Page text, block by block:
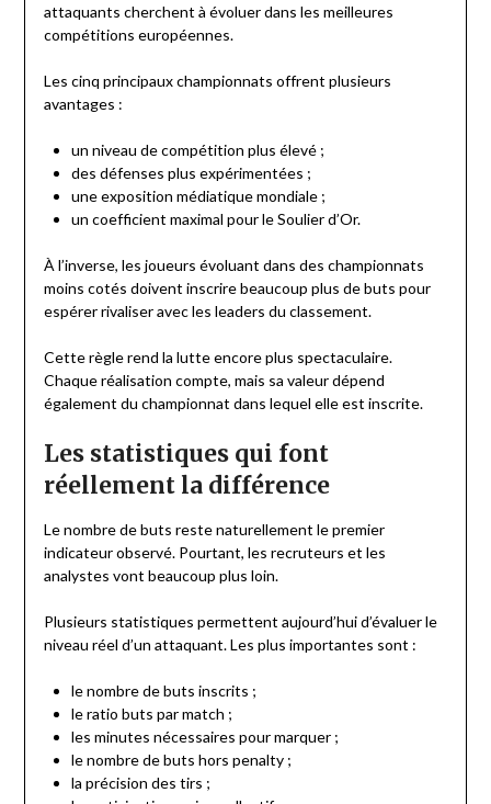
attaquants cherchent à évoluer dans les meilleures
compétitions européennes.
Les cinq principaux championnats offrent plusieurs
avantages :
un niveau de compétition plus élevé ;
des défenses plus expérimentées ;
une exposition médiatique mondiale ;
un coefficient maximal pour le Soulier d’Or.
À l’inverse, les joueurs évoluant dans des championnats
moins cotés doivent inscrire beaucoup plus de buts pour
espérer rivaliser avec les leaders du classement.
Cette règle rend la lutte encore plus spectaculaire.
Chaque réalisation compte, mais sa valeur dépend
également du championnat dans lequel elle est inscrite.
Les statistiques qui font
réellement la différence
Le nombre de buts reste naturellement le premier
indicateur observé. Pourtant, les recruteurs et les
analystes vont beaucoup plus loin.
Plusieurs statistiques permettent aujourd’hui d’évaluer le
niveau réel d’un attaquant. Les plus importantes sont :
le nombre de buts inscrits ;
le ratio buts par match ;
les minutes nécessaires pour marquer ;
le nombre de buts hors penalty ;
la précision des tirs ;